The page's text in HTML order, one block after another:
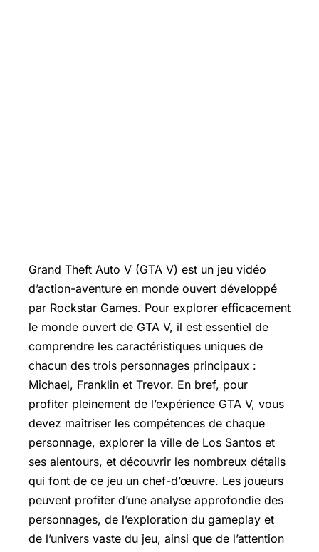
Grand Theft Auto V (GTA V) est un jeu vidéo
d’action-aventure en monde ouvert développé
par Rockstar Games. Pour explorer efficacement
le monde ouvert de GTA V, il est essentiel de
comprendre les caractéristiques uniques de
chacun des trois personnages principaux :
Michael, Franklin et Trevor. En bref, pour
profiter pleinement de l’expérience GTA V, vous
devez maîtriser les compétences de chaque
personnage, explorer la ville de Los Santos et
ses alentours, et découvrir les nombreux détails
qui font de ce jeu un chef-d’œuvre. Les joueurs
peuvent profiter d’une analyse approfondie des
personnages, de l’exploration du gameplay et
de l’univers vaste du jeu, ainsi que de l’attention